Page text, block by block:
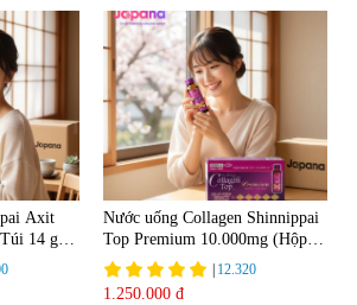
Axit
14 gói
Nước uống Collagen Shinnippai
Top Premium 10.000mg (Hộp
10 chai x 50ml)
12.320
1.250.000 đ